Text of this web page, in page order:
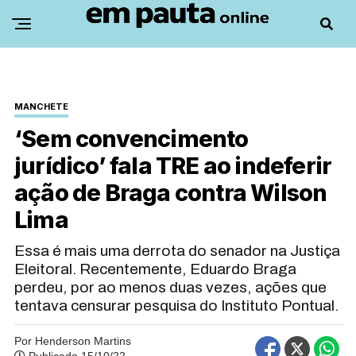
MANCHETE
‘Sem convencimento
jurídico’ fala TRE ao indeferir
ação de Braga contra Wilson
Lima
Essa é mais uma derrota do senador na Justiça
Eleitoral. Recentemente, Eduardo Braga
perdeu, por ao menos duas vezes, ações que
tentava censurar pesquisa do Instituto Pontual.
Por Henderson Martins